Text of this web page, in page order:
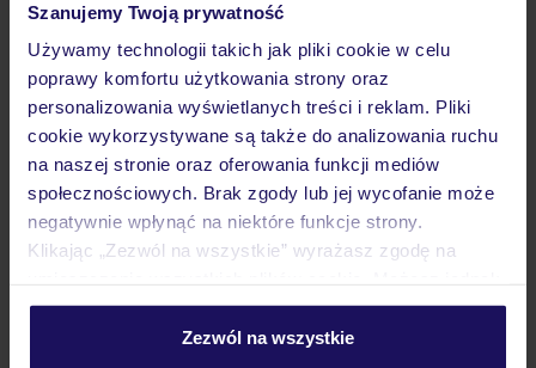
Szanujemy Twoją prywatność
Używamy technologii takich jak pliki cookie w celu
poprawy komfortu użytkowania strony oraz
personalizowania wyświetlanych treści i reklam. Pliki
cookie wykorzystywane są także do analizowania ruchu
na naszej stronie oraz oferowania funkcji mediów
społecznościowych. Brak zgody lub jej wycofanie może
negatywnie wpłynąć na niektóre funkcje strony.
Klikając „Zezwól na wszystkie” wyrażasz zgodę na
personalizować swój wybór wchodząc w zakładkę
Zezwól na wszystkie
Opinie
Pokoje
Wyżywienie